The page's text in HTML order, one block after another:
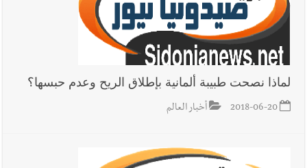
لماذا نصحت طبيبة ألمانية بإطلاق الريح وعدم حبسها؟
2018-06-20 أخبار العالم